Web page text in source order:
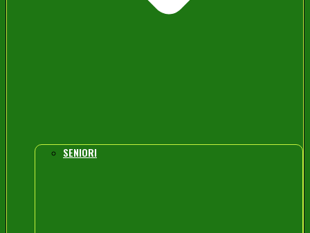
SENIORI